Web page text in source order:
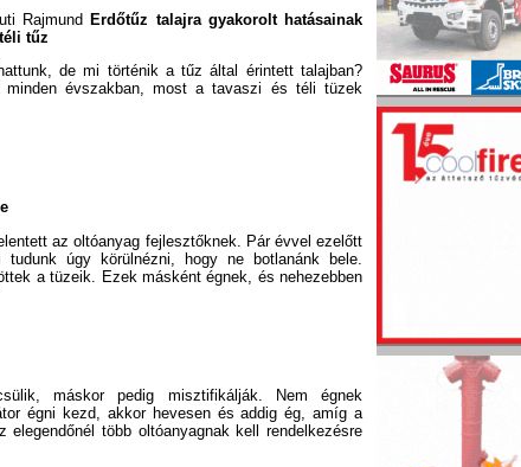
Rajmund Erdőtűz talajra gyakorolt hatásainak
tűz
de mi történik a tűz által érintett talajban?
minden évszakban, most a tavaszi és téli tüzek
az oltóanyag fejlesztőknek. Pár évvel ezelőtt
úgy körülnézni, hogy ne botlanánk bele.
a tüzeik. Ezek másként égnek, és nehezebben
máskor pedig misztifikálják. Nem égnek
égni kezd, akkor hevesen és addig ég, amíg a
több oltóanyagnak kell rendelkezésre